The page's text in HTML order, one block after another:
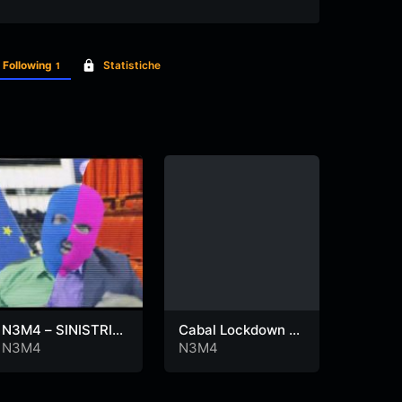
Following 1 Statistiche
N3M4 – SINISTRI
COL ROLEX
N3M4
Cabal Lockdown –
giù le maschere –
N3M4